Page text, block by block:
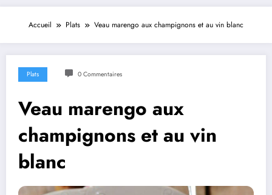
Accueil Plats Veau marengo aux champignons et au vin blanc
Plats 0 Commentaires
Veau marengo aux
champignons et au vin
blanc